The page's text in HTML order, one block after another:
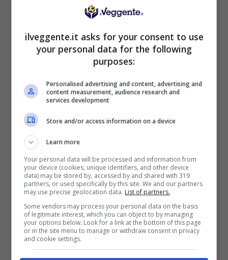
nome potrebbe avere meno appeal. Ma il
lasciato in pace dagli infortuni non può che
migliorare i 14 gol realizzati l’anno passato in
una stagione che per la Fiorentina è stata
Prime scelte:
Cavani (Napoli), Destro o Osvaldo (Roma),
Jovetic (Fiorentina).
Il gol è di casa, ovvero giocatori da schierare
quando giocano tra le mura amiche:
Denis (Atalanta), Pinilla (Cagliari), Miccoli
(Palermo), Maxi Lopez (Sampdoria)
Colpi a sorpresa:
Belfodil (Parma), Gabbiadini (Bologna), Thereau
ilveggente.it asks for your consent to use
your personal data for the following
purposes:
Personalised advertising and content, advertising and
content measurement, audience research and
services development
Store and/or access information on a device
Learn more
Your personal data will be processed and information from
your device (cookies, unique identifiers, and other device
data) may be stored by, accessed by and shared with 319
partners, or used specifically by this site. We and our partners
may use precise geolocation data. List of partners.
Some vendors may process your personal data on the basis
of legitimate interest, which you can object to by managing
your options below. Look for a link at the bottom of this page
or in the site menu to manage or withdraw consent in privacy
and cookie settings.